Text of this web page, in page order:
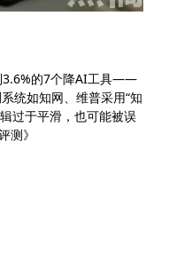
3.6%的7个降AI工具——
统如知网、维普采用“知
过于平滑，也可能被误
测》